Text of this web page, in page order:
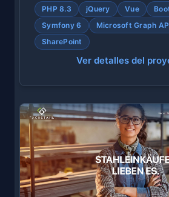
PHP 8.3 jQuery Vue
Symfony 6
Microsoft Graph
SharePoint
Ver detalles del